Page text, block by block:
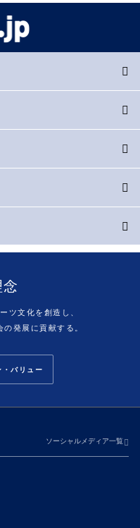
ツ文化を創造し、
発展に貢献する。
バリュー
ソーシャルメディア一覧